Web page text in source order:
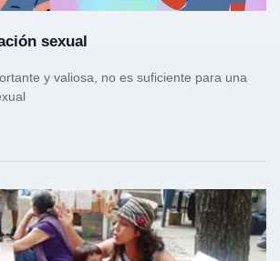
sexual
y valiosa, no es suficiente para una